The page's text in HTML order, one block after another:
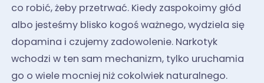
co robić, żeby przetrwać. Kiedy zaspokoimy głód
albo jesteśmy blisko kogoś ważnego, wydziela się
dopamina i czujemy zadowolenie. Narkotyk
wchodzi w ten sam mechanizm, tylko uruchamia
go o wiele mocniej niż cokolwiek naturalnego.